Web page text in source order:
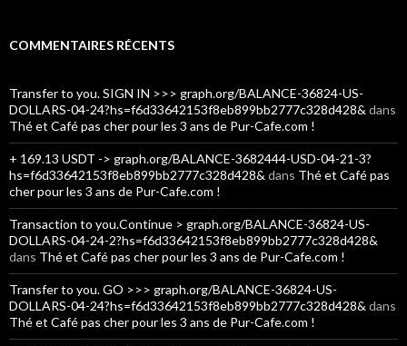
COMMENTAIRES RÉCENTS
Transfer to you. SIGN IN >>> graph.org/BALANCE-36824-US-
DOLLARS-04-24?hs=f6d33642153f8eb899bb2777c328d428& dans
Thé et Café pas cher pour les 3 ans de Pur-Cafe.com !
+ 169.13 USDT -> graph.org/BALANCE-3682444-USD-04-21-3?
hs=f6d33642153f8eb899bb2777c328d428& dans Thé et Café pas
cher pour les 3 ans de Pur-Cafe.com !
Transaction to you.Continue > graph.org/BALANCE-36824-US-
DOLLARS-04-24-2?hs=f6d33642153f8eb899bb2777c328d428&
dans Thé et Café pas cher pour les 3 ans de Pur-Cafe.com !
Transfer to you. GO >>> graph.org/BALANCE-36824-US-
DOLLARS-04-24?hs=f6d33642153f8eb899bb2777c328d428& dans
Thé et Café pas cher pour les 3 ans de Pur-Cafe.com !